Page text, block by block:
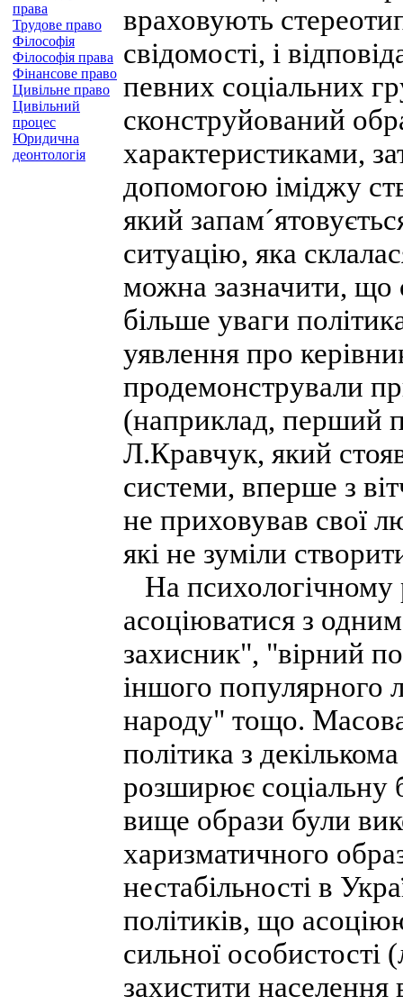
права
Трудове право
Філософія
Філософія права
Фінансове право
Цивільне право
Цивільний
процес
Юридична
деонтологія
враховують
свідомості, і
певних соціальних
сконструйований
характеристиками,
допомогою іміджу
який
ситуацію, яка
можна зазначити, що
більше уваги
уявлення про
продемонстрували
(наприклад, перший
Л.Кравчук, який
системи, вперше з
не приховував свої
які не зуміли
На психологічному
асоціюватися з
захисник", "вірний
іншого популярного
народу" тощо.
політика з
розширює соціальну
вище образи були
харизматичного
нестабільності в
політиків, що
сильної особистості
захистити населення